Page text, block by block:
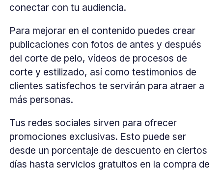
conectar con tu audiencia.
Para mejorar en el contenido puedes crear
publicaciones con fotos de antes y después
del corte de pelo, vídeos de procesos de
corte y estilizado, así como testimonios de
clientes satisfechos te servirán para atraer a
más personas.
Tus redes sociales sirven para ofrecer
promociones exclusivas. Esto puede ser
desde un porcentaje de descuento en ciertos
días hasta servicios gratuitos en la compra de